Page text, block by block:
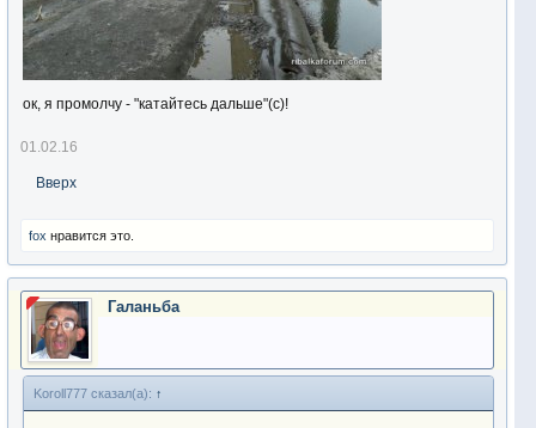
ок, я промолчу - "катайтесь дальше"(с)!
01.02.16
Вверх
fox нравится это.
Галаньба
Koroll777 сказал(а): ↑